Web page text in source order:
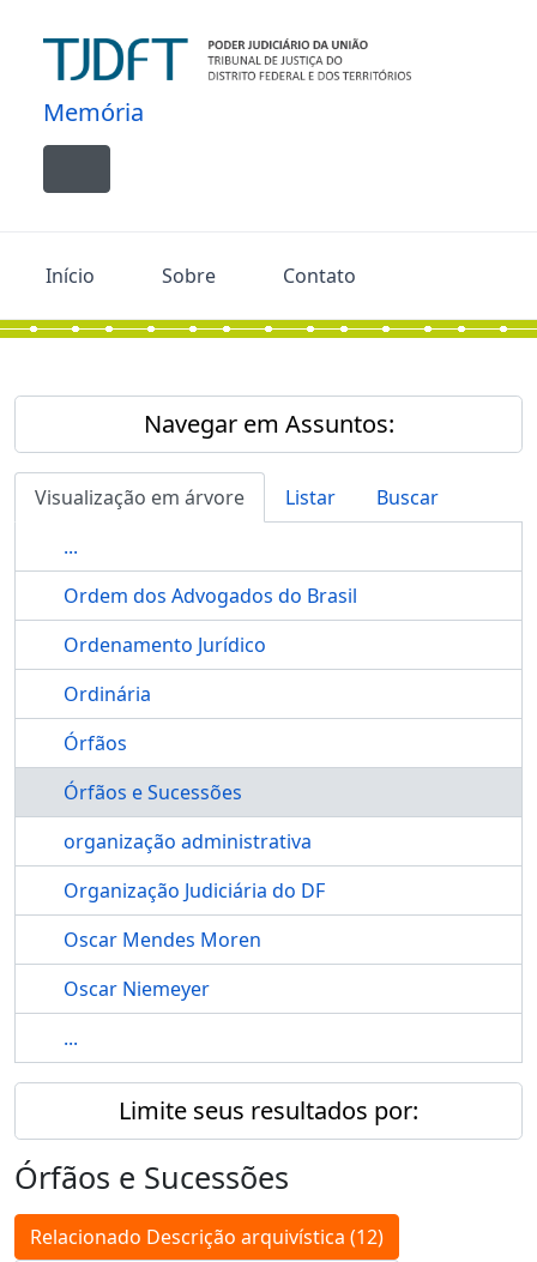
Memória
Toggle navigation
Início Sobre Contato
Navegar em Assuntos:
Visualização em árvore Listar
Buscar
...
Ordem dos Advogados do Brasil
Ordenamento Jurídico
Ordinária
Órfãos
Órfãos e Sucessões
organização administrativa
Organização Judiciária do DF
Oscar Mendes Moren
Oscar Niemeyer
...
Limite seus resultados por:
Órfãos e Sucessões
Relacionado Descrição arquivística (12)